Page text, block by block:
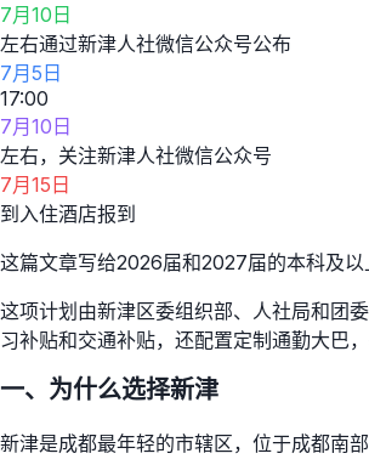
7月10日
左右通过新津人社微信公众号公布
7月5日
17:00
7月10日
左右，关注新津人社微信公众号
7月15日
到入住酒店报到
这篇文章写给2026届和2027届的本科及
这项计划由新津区委组织部、人社局和团
习补贴和交通补贴，还配置定制通勤大巴
一、为什么选择新津
新津是成都最年轻的市辖区，位于成都南